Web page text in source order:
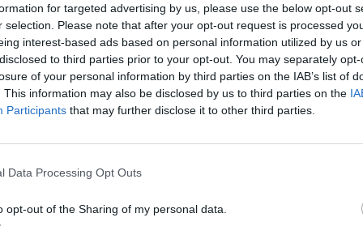
for targeted advertising by us, please use the below opt-out
selection. Please note that after your opt-out request is processed
interest-based ads based on personal information utilized by us
to third parties prior to your opt-out. You may separately
of your personal information by third parties on the IAB’s list of
This information may also be disclosed by us to third parties on the
Participants that may further disclose it to other third parties.
Data Processing Opt Outs
opt-out of the Sharing of my personal data.
galios reikalavimas, kad
ne mažiau kaip 20 proc. lapuočių
buvo 10 proc. Šiam paraiškų teikimo
lėšų. Iš viso KPP miško veisimui
Nacionalinės mokėjimo agentūros
suma – 43,2 mln. Eur, jau išmokėta –
laikotarpiu paramos lėšomis jau